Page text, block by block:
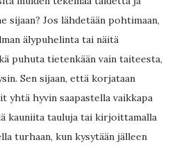
sijaan? Jos lähdetään pohtimaan,
älypuhelinta tai näitä
puhuta tietenkään vain taiteesta,
Sen sijaan, että korjataan
yhtä hyvin saapastella vaikkapa
kauniita tauluja tai kirjoittamalla
turhaan, kun kysytään jälleen